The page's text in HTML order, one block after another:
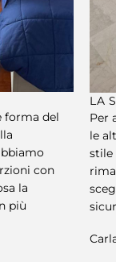
forma del
con
la
più
LA
Per
le
stile